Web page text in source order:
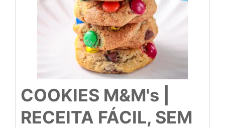
COOKIES M&M's |
RECEITA FÁCIL, SEM